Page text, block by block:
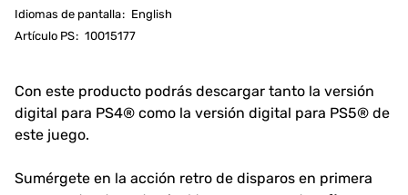
Idiomas de pantalla: English
Artículo PS: 10015177
Con este producto podrás descargar tanto la versión
digital para PS4® como la versión digital para PS5® de
este juego.
Sumérgete en la acción retro de disparos en primera